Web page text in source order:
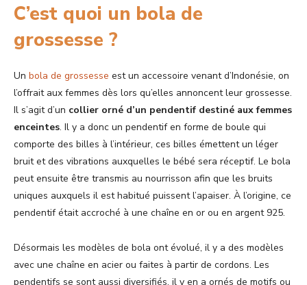
C’est quoi un bola de
grossesse ?
Un bola de grossesse est un accessoire venant d’Indonésie, on
l’offrait aux femmes dès lors qu’elles annoncent leur grossesse.
Il s’agit d’un collier orné d’un pendentif destiné aux femmes
enceintes. Il y a donc un pendentif en forme de boule qui
comporte des billes à l’intérieur, ces billes émettent un léger
bruit et des vibrations auxquelles le bébé sera réceptif. Le bola
peut ensuite être transmis au nourrisson afin que les bruits
uniques auxquels il est habitué puissent l’apaiser. À l’origine, ce
pendentif était accroché à une chaîne en or ou en argent 925.
Désormais les modèles de bola ont évolué, il y a des modèles
avec une chaîne en acier ou faites à partir de cordons. Les
pendentifs se sont aussi diversifiés, il y en a ornés de motifs ou